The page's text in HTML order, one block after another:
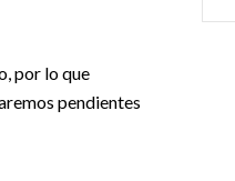
por lo que
pendientes